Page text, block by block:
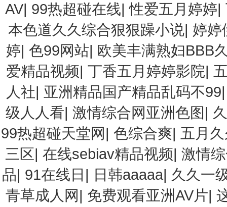
AV| 99热超碰在线|性爱五月婷婷|
本色道久久综合狠狠躁小说| 婷婷
婷|色99网站| 欧美丰满熟妇BBB
爱精品视频|丁香五月婷婷影院|
人社| 亚洲精品国产精品乱码不99
级人人看| 激情综合网亚洲色图|
99热超碰天堂网| 色综合爽| 五月
三区| 在线sebiav精品视频| 激情
品| 91在线日 | 日韩aaaaa| 久久一
青草成人网| 免费观看亚洲AV片|